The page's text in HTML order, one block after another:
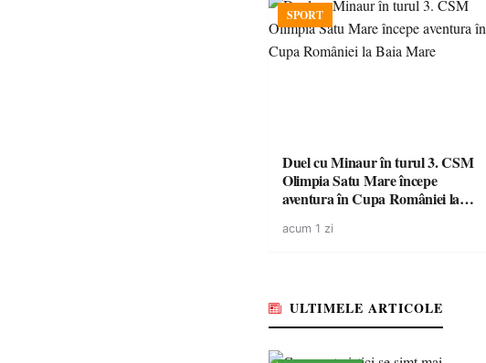
SPORT
Duel cu Minaur în turul 3. CSM
Olimpia Satu Mare începe
aventura în Cupa României la
acum 1 zi
ULTIMELE ARTICOLE